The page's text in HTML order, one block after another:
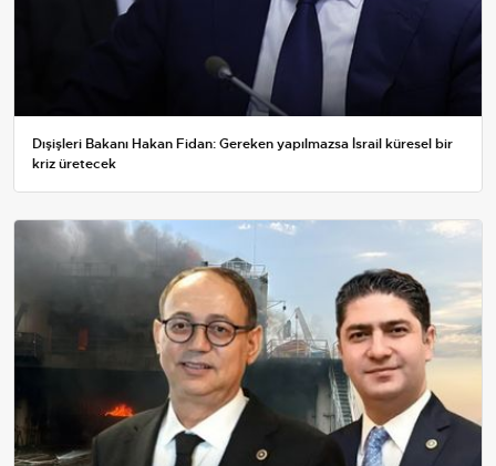
Dışişleri Bakanı Hakan Fidan: Gereken yapılmazsa İsrail küresel bir
kriz üretecek